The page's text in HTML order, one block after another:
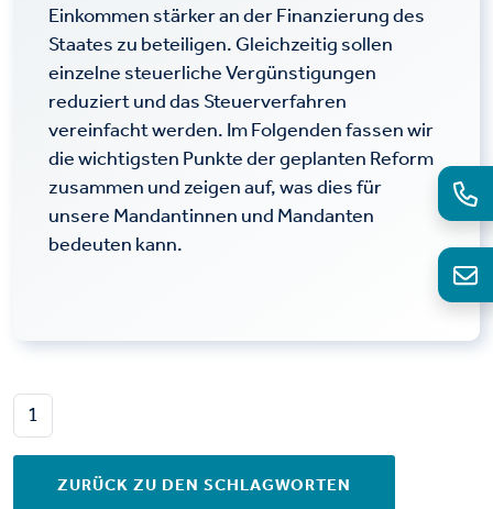
Einkommen stärker an der Finanzierung des
Staates zu beteiligen. Gleichzeitig sollen
einzelne steuerliche Vergünstigungen
reduziert und das Steuerverfahren
vereinfacht werden. Im Folgenden fassen wir
die wichtigsten Punkte der geplanten Reform
zusammen und zeigen auf, was dies für
unsere Mandantinnen und Mandanten
bedeuten kann.
1
ZURÜCK ZU DEN SCHLAGWORTEN